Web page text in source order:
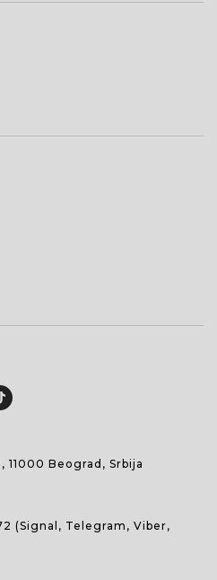
11000 Beograd, Srbija
(Signal, Telegram, Viber,